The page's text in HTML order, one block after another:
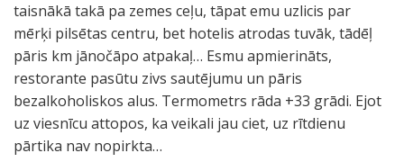
taisnākā takā pa zemes ceļu, tāpat emu uzlicis par
mērķi pilsētas centru, bet hotelis atrodas tuvāk, tādēļ
pāris km jānočāpo atpakaļ… Esmu apmierināts,
restorante pasūtu zivs sautējumu un pāris
bezalkoholiskos alus. Termometrs rāda +33 grādi. Ejot
uz viesnīcu attopos, ka veikali jau ciet, uz rītdienu
pārtika nav nopirkta…